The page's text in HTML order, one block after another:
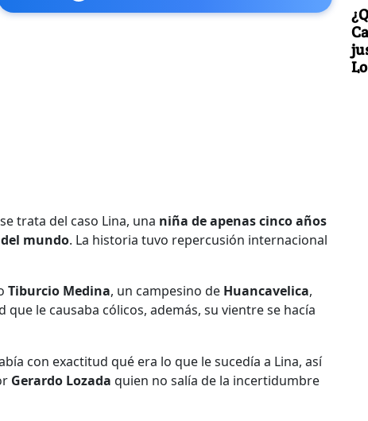
trata del caso Lina, una niña de apenas cinco años
mundo. La historia tuvo repercusión internacional
Tiburcio Medina, un campesino de Huancavelica,
le causaba cólicos, además, su vientre se hacía
con exactitud qué era lo que le sucedía a Lina, así
Gerardo Lozada quien no salía de la incertidumbre